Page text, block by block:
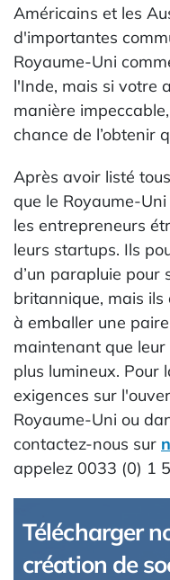
Américains et les
d'importantes
Royaume-Uni
l'Inde, mais si votre
manière
chance de l’obtenir
Après avoir listé
que le Royaume-
les entrepreneurs
leurs startups. Ils
d’un parapluie pour
britannique, mais
à emballer une
maintenant que
plus lumineux. Pour
exigences sur
Royaume-Uni ou
contactez-nous sur
appelez 0033 (0) 1
Télécharger
création de